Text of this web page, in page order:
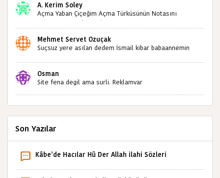
A. Kerim Soley
Açma Yaban Çiçeğim Açma Türküsünün Notasını
Bulabilir miyiz ?İlginiz İçin Şimdiden Teşekkürler.
Mehmet Servet Özuçak
Suçsuz yere asılan dedem İsmail kibar babaannemin
Osman
Site fena degil ama surli. Reklamvar
Son Yazılar
Kâbe’de Hacılar Hû Der Allah ilahi Sözleri